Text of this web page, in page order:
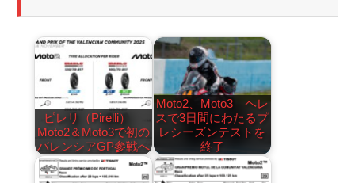
ピレリ（Pirelli）
Moto2＆Moto3で初の
バレンシアGP参戦へ
Moto2、Moto3 ヘレ
スで3日間にわたるプ
レシーズンテストを
終了